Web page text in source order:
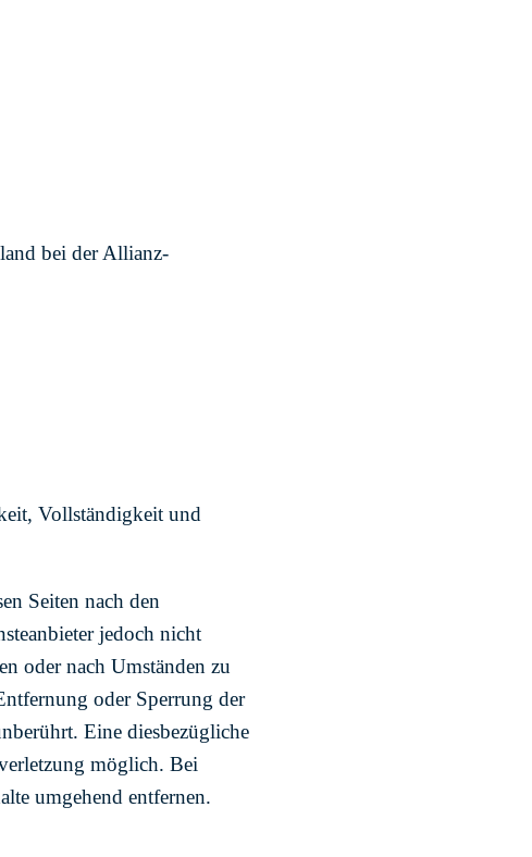
bei der Allianz-
Vollständigkeit und
Seiten nach den
jedoch nicht
oder nach Umständen zu
oder Sperrung der
Eine diesbezügliche
möglich. Bei
umgehend entfernen.